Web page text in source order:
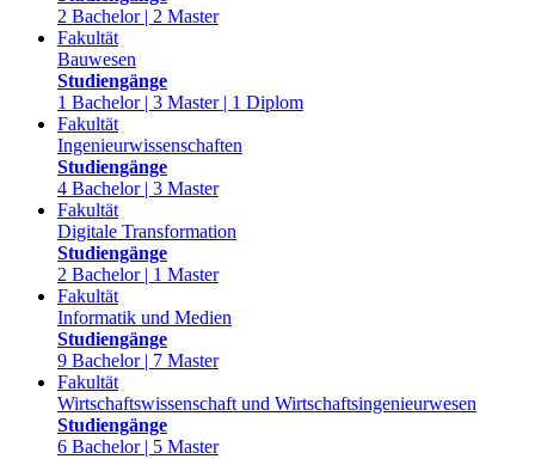
2 Bachelor | 2 Master
Fakultät
Bauwesen
Studiengänge
1 Bachelor | 3 Master | 1 Diplom
Fakultät
Ingenieurwissenschaften
Studiengänge
4 Bachelor | 3 Master
Fakultät
Digitale Transformation
Studiengänge
2 Bachelor | 1 Master
Fakultät
Informatik und Medien
Studiengänge
9 Bachelor | 7 Master
Fakultät
Wirtschaftswissenschaft und Wirtschaftsingenieurwesen
Studiengänge
6 Bachelor | 5 Master